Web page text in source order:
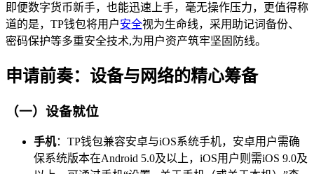
即便数字货币新手，也能迅速上手，毫无操作压力，更值得称
道的是，TP钱包将用户安全视为生命线，采用助记词备份、
密码保护等多重安全技术,为用户资产筑牢坚固防线。
申请前奏：设备与网络的精心筹备
（一）设备就位
手机：TP钱包兼容安卓与iOS系统手机，安卓用户需确
保系统版本在Android 5.0及以上，iOS用户则需iOS 9.0及